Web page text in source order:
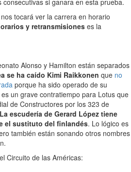
tocará ver la carrera en horario
y retransmisiones es la
Alonso y Hamilton están separados
se ha caído Kimi Raikkonen que no
porque ha sido operado de su
un grave contratiempo para Lotus que
de Constructores por los 323 de
La escudería de Gerard López tiene
el sustituto del finlandés. Lo lógico es
también están sonando otros nombres
Circuito de las Américas: